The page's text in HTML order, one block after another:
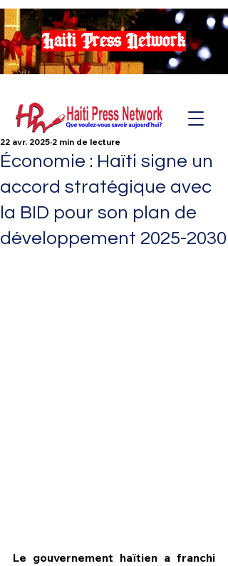
Haiti Press Network
Économie : Haïti signe un
accord stratégique avec
la BID pour son plan de
développement 2025-2030
22 avr. 2025 2 min de lecture
Le gouvernement haïtien a franchi